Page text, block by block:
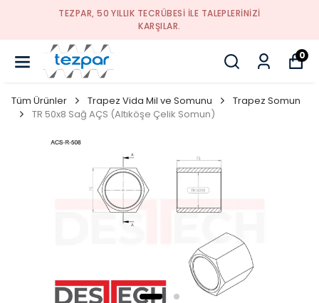
TEZPAR, 50 YILLIK TECRÜBESI ILE TALEPLERINIZI
KARŞILAR.
0
Tüm Ürünler Trapez Vida Mil ve Somunu
Trapez Somun
TR 50x8 Sağ AÇS (Altıköşe Çelik Somun)